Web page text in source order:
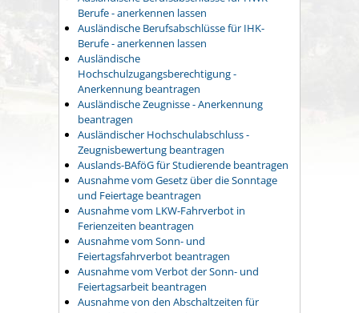
Berufe - anerkennen lassen
Ausländische Berufsabschlüsse für IHK-
Berufe - anerkennen lassen
Ausländische
Hochschulzugangsberechtigung -
Anerkennung beantragen
Ausländische Zeugnisse - Anerkennung
beantragen
Ausländischer Hochschulabschluss -
Zeugnisbewertung beantragen
Auslands-BAföG für Studierende beantragen
Ausnahme vom Gesetz über die Sonntage
und Feiertage beantragen
Ausnahme vom LKW-Fahrverbot in
Ferienzeiten beantragen
Ausnahme vom Sonn- und
Feiertagsfahrverbot beantragen
Ausnahme vom Verbot der Sonn- und
Feiertagsarbeit beantragen
Ausnahme von den Abschaltzeiten für